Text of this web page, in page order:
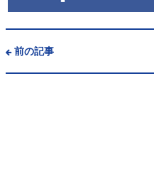
前の記事